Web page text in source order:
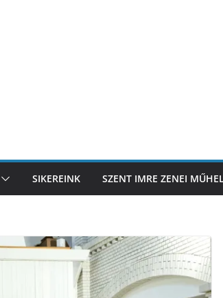
SIKEREINK SZENT IMRE ZENEI